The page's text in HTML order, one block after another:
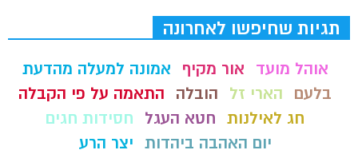
תגיות שחיפשו לאחרונה
אוהל מועד אור מקיף
אמונה למעלה מהדעת
בלעם
הארי זל הובלה
התאמה על פי הקבלה
חג לאילנות חטא העגל
חסידות חגים
יום האהבה ביהדות יצר הרע